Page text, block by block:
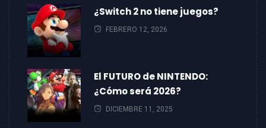
¿Switch 2 no tiene juegos?
FEBRERO 12, 2026
El FUTURO de NINTENDO:
¿Cómo será 2026?
DICIEMBRE 11, 2025